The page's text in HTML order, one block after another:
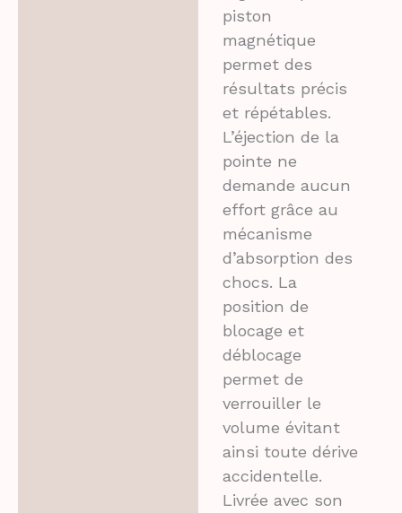
piston
magnétique
permet des
résultats précis
et répétables.
L’éjection de la
pointe ne
demande aucun
effort grâce au
mécanisme
d’absorption des
chocs. La
position de
blocage et
déblocage
permet de
verrouiller le
volume évitant
ainsi toute dérive
accidentelle.
Livrée avec son